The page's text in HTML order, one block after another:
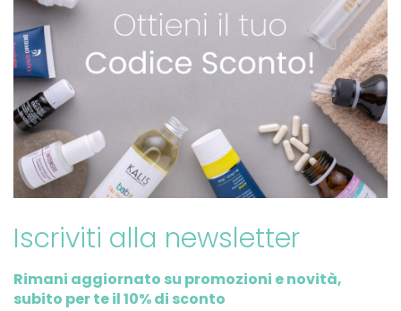
Iscriviti alla newsletter
Rimani aggiornato su promozioni e novità,
subito per te il 10% di sconto